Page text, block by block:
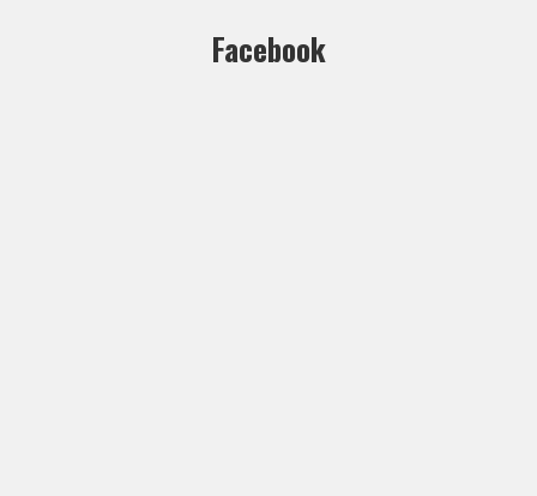
Facebook